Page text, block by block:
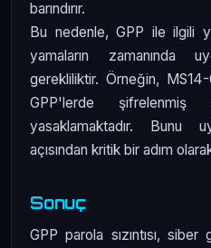
barındırır.
Bu nedenle, GPP ile ilgili
yamaların zamanında
gerekliliktir. Örneğin,
GPP'lerde şifrelenmiş
yasaklamaktadır. Bunu
açısından kritik bir adım
Sonuç
GPP parola sızıntısı, siber